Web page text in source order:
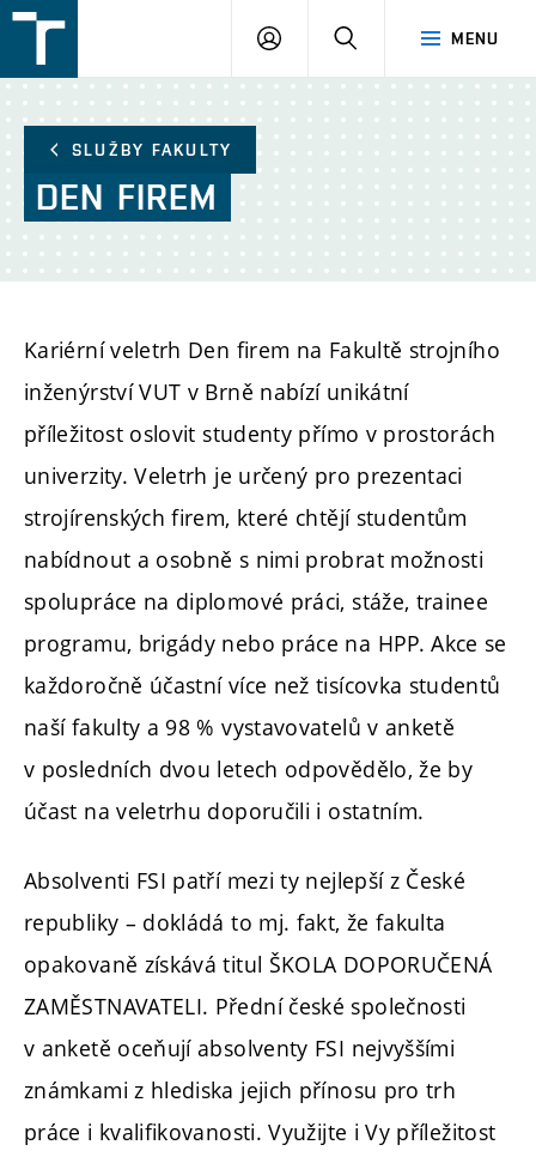
v
Brně
MENU
PŘIHLÁŠENÍ
SLUŽBY FAKULTY
DEN FIREM
Kariérní veletrh Den firem na Fakultě strojního
inženýrství VUT v Brně nabízí unikátní
příležitost oslovit studenty přímo v prostorách
univerzity. Veletrh je určený pro prezentaci
strojírenských firem, které chtějí studentům
nabídnout a osobně s nimi probrat možnosti
spolupráce na diplomové práci, stáže, trainee
programu, brigády nebo práce na HPP. Akce se
každoročně účastní více než tisícovka studentů
naší fakulty a 98 % vystavovatelů v anketě
v posledních dvou letech odpovědělo, že by
účast na veletrhu doporučili i ostatním.
Absolventi FSI patří mezi ty nejlepší z České
republiky – dokládá to mj. fakt, že fakulta
opakovaně získává titul ŠKOLA DOPORUČENÁ
ZAMĚSTNAVATELI. Přední české společnosti
v anketě oceňují absolventy FSI nejvyššími
známkami z hlediska jejich přínosu pro trh
práce i kvalifikovanosti. Využijte i Vy příležitost